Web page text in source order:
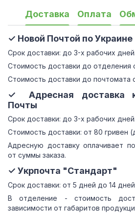
Доставка Оплата
✓ Новой Почтой по Украине
Срок доставки: до 3-х рабочих дней.
Стоимость доставки до отделения
Стоимость доставки до почтомата
✓ Адресная доставка
Почты
Срок доставки: до 3-х рабочих дней.
Стоимость доставки: от 80 гривен
Адресную доставку оплачивает
от суммы заказа.
✓ Укрпочта "Стандарт"
Срок доставки: от 5 дней до 14
В отделение - стоимость
зависимости от габаритов